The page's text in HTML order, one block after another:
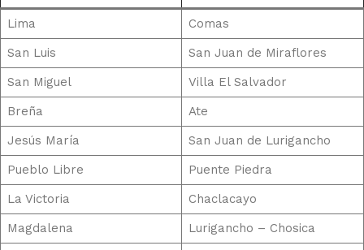
Lima
Comas
San Luis
San Juan de Miraflores
San Miguel
Villa El Salvador
Breña
Ate
Jesús María
San Juan de Lurigancho
Pueblo Libre
Puente Piedra
La Victoria
Chaclacayo
Magdalena
Lurigancho – Chosica